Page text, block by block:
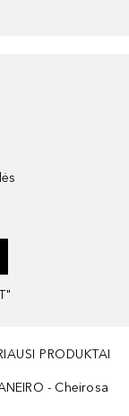
PRODUKTAI
- Cheirosa